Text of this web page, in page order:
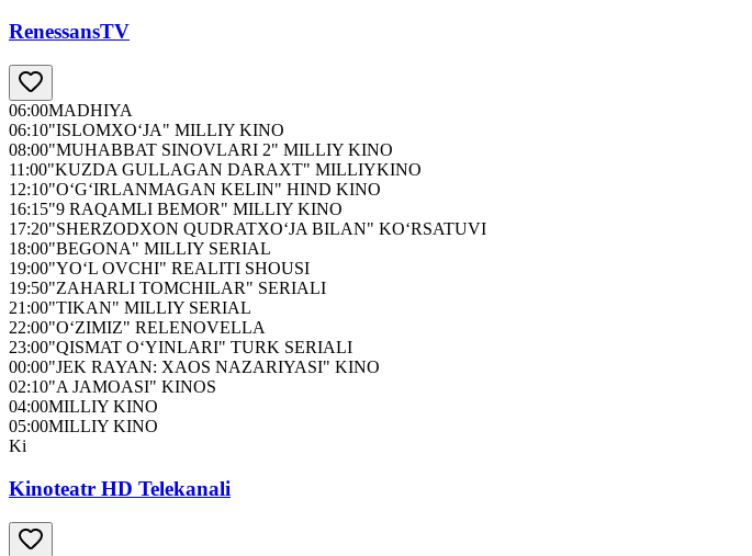
RenessansTV
06:00MADHIYA
06:10"ISLOMXO‘JA" MILLIY KINO
08:00"MUHABBAT SINOVLARI 2" MILLIY KINO
11:00"KUZDA GULLAGAN DARAXT" MILLIYKINO
12:10"O‘G‘IRLANMAGAN KELIN" HIND KINO
16:15"9 RAQAMLI BEMOR" MILLIY KINO
17:20"SHERZODXON QUDRATXO‘JA BILAN" KO‘RSATUVI
18:00"BEGONA" MILLIY SERIAL
19:00"YO‘L OVCHI" REALITI SHOUSI
19:50"ZAHARLI TOMCHILAR" SERIALI
21:00"TIKAN" MILLIY SERIAL
22:00"O‘ZIMIZ" RELENOVELLA
23:00"QISMAT O‘YINLARI" TURK SERIALI
00:00"JEK RAYAN: XAOS NAZARIYASI" KINO
02:10"A JAMOASI" KINOS
04:00MILLIY KINO
05:00MILLIY KINO
Ki
Kinoteatr HD Telekanali